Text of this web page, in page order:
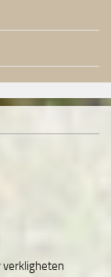
verkligheten